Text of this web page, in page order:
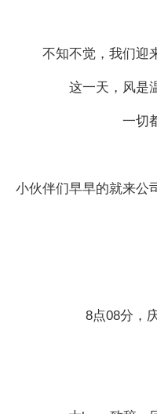
不知不觉，我们迎
这一天，风是
一切
小伙伴们早早的就来公
8点08分，